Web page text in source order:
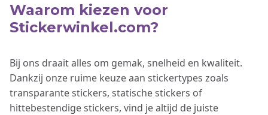
Waarom kiezen voor
Stickerwinkel.com?
Bij ons draait alles om gemak, snelheid en kwaliteit.
Dankzij onze ruime keuze aan stickertypes zoals
transparante stickers, statische stickers of
hittebestendige stickers, vind je altijd de juiste